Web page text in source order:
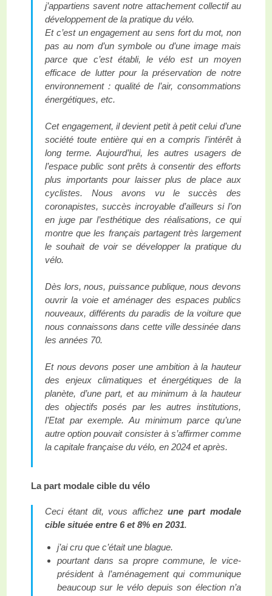
j’appartiens savent notre attachement collectif au
développement de la pratique du vélo.
Et c’est un engagement au sens fort du mot, non
pas au nom d’un symbole ou d’une image mais
parce que c’est établi, le vélo est un moyen
efficace de lutter pour la préservation de notre
environnement : qualité de l’air, consommations
énergétiques, etc.
Cet engagement, il devient petit à petit celui d’une
société toute entière qui en a compris l’intérêt à
long terme. Aujourd’hui, les autres usagers de
l’espace public sont prêts à consentir des efforts
plus importants pour laisser plus de place aux
cyclistes. Nous avons vu le succès des
coronapistes, succès incroyable d’ailleurs si l’on
en juge par l’esthétique des réalisations, ce qui
montre que les français partagent très largement
le souhait de voir se développer la pratique du
vélo.
Dès lors, nous, puissance publique, nous devons
ouvrir la voie et aménager des espaces publics
nouveaux, différents du paradis de la voiture que
nous connaissons dans cette ville dessinée dans
les années 70.
Et nous devons poser une ambition à la hauteur
des enjeux climatiques et énergétiques de la
planète, d’une part, et au minimum à la hauteur
des objectifs posés par les autres institutions,
l’Etat par exemple. Au minimum parce qu’une
autre option pouvait consister à s’affirmer comme
la capitale française du vélo, en 2024 et après.
La part modale cible du vélo
Ceci étant dit, vous affichezune part modale
cible située entre 6 et 8% en 2031.
j’ai cru que c’était une blague.
pourtant dans sa propre commune, le vice-
président à l’aménagement qui communique
beaucoup sur le vélo depuis son élection n’a